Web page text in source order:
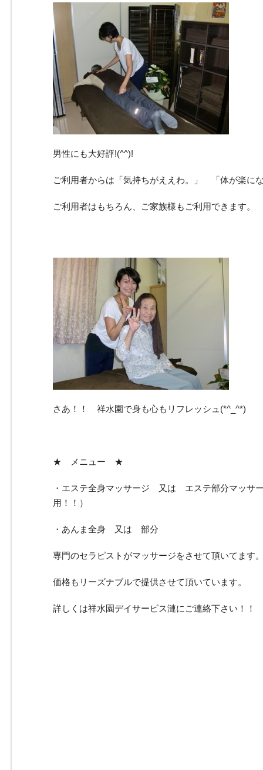
男性にも大好評!(^^)!
ご利用者からは「気持ちがええわ。」 「体が楽に
ご利用者はもちろん、ご家族様もご利用できます。
さあ！！ 祥水園で身も心もリフレッシュ(*^_^*)
★ メニュー ★
・エステ全身マッサージ 又は エステ部分マッ
用！！）
・あんま全身 又は 部分
専門のセラピストがマッサージをさせて頂いてます
価格もリーズナブルで提供させて頂いています。
詳しくは祥水園デイサービス漣にご連絡下さい！！